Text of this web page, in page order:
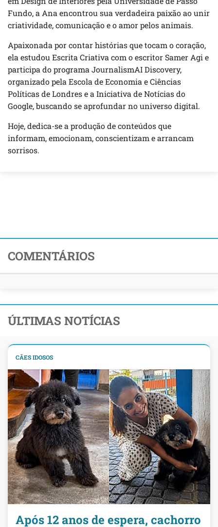
Fundo, a Ana encontrou sua verdadeira paixão ao unir
criatividade, comunicação e o amor pelos animais.
Apaixonada por contar histórias que tocam o coração,
ela estudou Escrita Criativa com o escritor Samer Agi e
participa do programa JournalismAI Discovery,
organizado pela Escola de Economia e Ciências
Políticas de Londres e a Iniciativa de Notícias do
Google, buscando se aprofundar no universo digital.
Hoje, dedica-se a produção de conteúdos que
informam, emocionam, conscientizam e arrancam
sorrisos.
COMENTÁRIOS
ÚLTIMAS NOTÍCIAS
CÃES IDOSOS
Após 12 anos de espera, cachorro